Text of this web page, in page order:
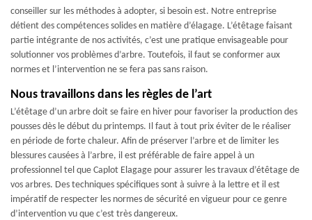
conseiller sur les méthodes à adopter, si besoin est. Notre entreprise
détient des compétences solides en matière d’élagage. L’étêtage faisant
partie intégrante de nos activités, c’est une pratique envisageable pour
solutionner vos problèmes d’arbre. Toutefois, il faut se conformer aux
normes et l’intervention ne se fera pas sans raison.
Nous travaillons dans les règles de l’art
L’étêtage d’un arbre doit se faire en hiver pour favoriser la production des
pousses dès le début du printemps. Il faut à tout prix éviter de le réaliser
en période de forte chaleur. Afin de préserver l’arbre et de limiter les
blessures causées à l’arbre, il est préférable de faire appel à un
professionnel tel que Caplot Elagage pour assurer les travaux d’étêtage de
vos arbres. Des techniques spécifiques sont à suivre à la lettre et il est
impératif de respecter les normes de sécurité en vigueur pour ce genre
d’intervention vu que c’est très dangereux.